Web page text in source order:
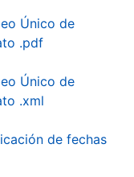
Único de
.pdf
Único de
.xml
de fechas